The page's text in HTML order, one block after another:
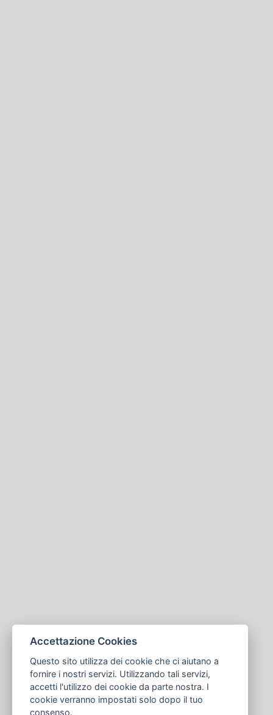
Accettazione Cookies
Questo sito utilizza dei cookie che ci aiutano a
fornire i nostri servizi. Utilizzando tali servizi,
accetti l'utilizzo dei cookie da parte nostra. I
cookie verranno impostati solo dopo il tuo
consenso.